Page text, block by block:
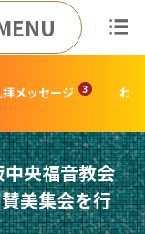
メッセージ わ
央福音教会
美集会を行